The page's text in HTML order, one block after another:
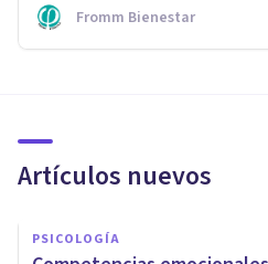
Fromm Bienestar
Artículos nuevos
PSICOLOGÍA